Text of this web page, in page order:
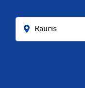
Rauris